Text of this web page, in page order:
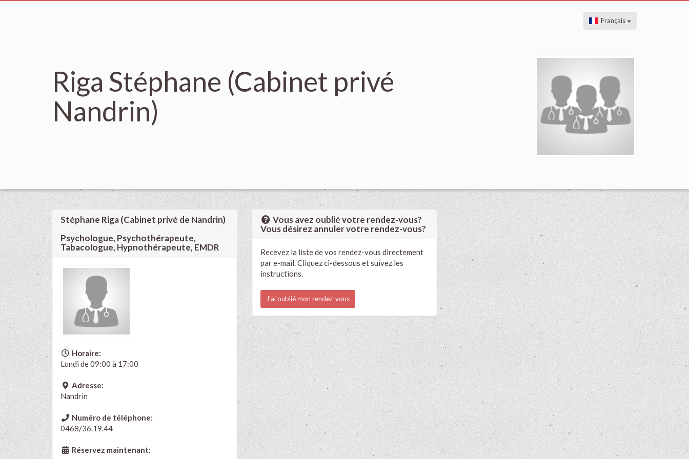
Français
Riga Stéphane (Cabinet privé
Nandrin)
Stéphane Riga (Cabinet privé de Nandrin)
Psychologue, Psychothérapeute,
Tabacologue, Hypnothérapeute, EMDR
Horaire:
Lundi de 09:00 à 17:00
Adresse:
Nandrin
Numéro de téléphone:
0468/36.19.44
Réservez maintenant:
Vous avez oublié votre rendez-vous?
Vous désirez annuler votre rendez-vous?
Recevez la liste de vos rendez-vous directement
par e-mail. Cliquez ci-dessous et suivez les
instructions.
J'ai oublié mon rendez-vous